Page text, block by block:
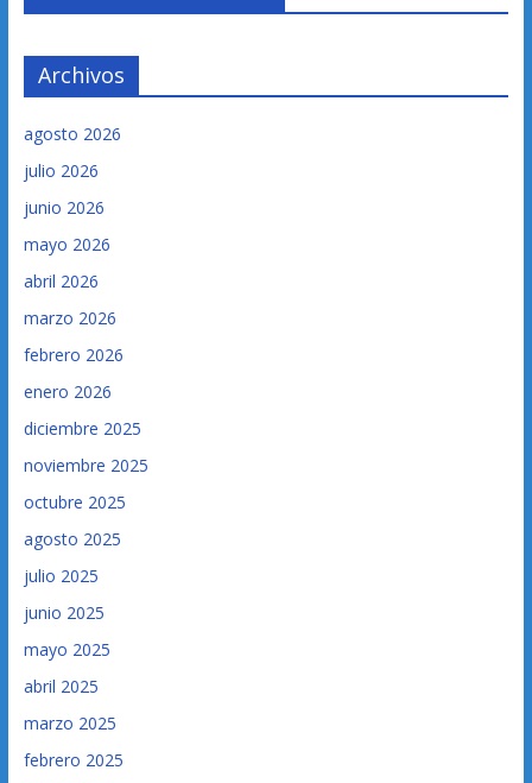
Archivos
agosto 2026
julio 2026
junio 2026
mayo 2026
abril 2026
marzo 2026
febrero 2026
enero 2026
diciembre 2025
noviembre 2025
octubre 2025
agosto 2025
julio 2025
junio 2025
mayo 2025
abril 2025
marzo 2025
febrero 2025